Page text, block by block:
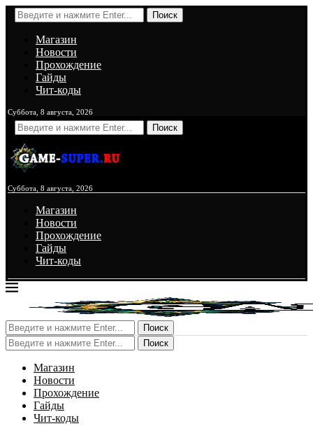
Поиск
Магазин
Новости
Прохождение
Гайды
Чит-коды
Суббота, 8 августа, 2026
Поиск
Суббота, 8 августа, 2026
Магазин
Новости
Прохождение
Гайды
Чит-коды
Поиск
Поиск
Магазин
Новости
Прохождение
Гайды
Чит-коды